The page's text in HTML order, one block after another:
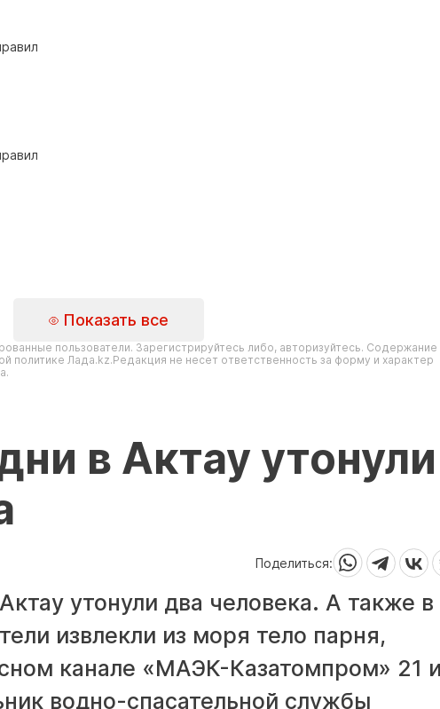
Показать все
пользователи. Зарегистрируйтесь либо, авторизуйтесь. Содержание
политике Лада.kz.Редакция не несет ответственность за форму и характер
в Актау утонули
Поделиться:
утонули два человека. А также в
извлекли из моря тело парня,
канале «МАЭК-Казатомпром» 21
водно-спасательной службы